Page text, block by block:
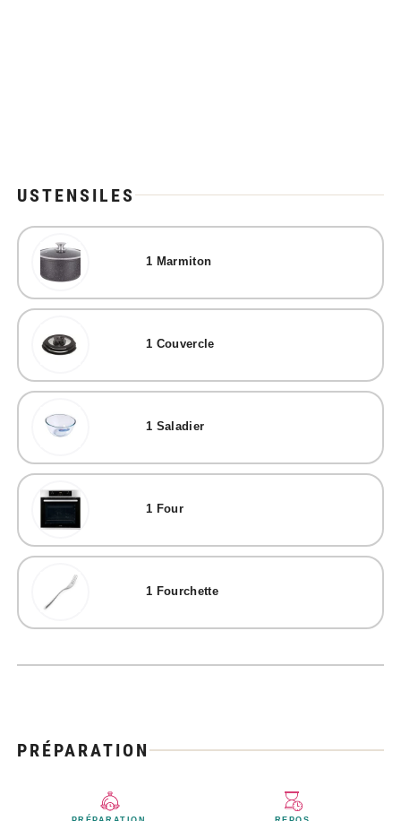
USTENSILES
1 Marmiton
1 Couvercle
1 Saladier
1 Four
1 Fourchette
PRÉPARATION